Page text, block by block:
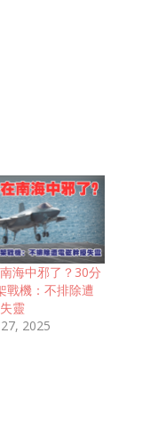
海中邪了？30分
戰機：不排除遭
靈
2025